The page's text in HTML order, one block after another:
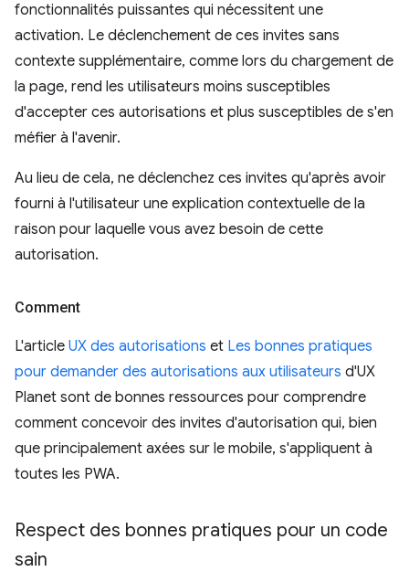
fonctionnalités puissantes qui nécessitent une
activation. Le déclenchement de ces invites sans
contexte supplémentaire, comme lors du chargement de
la page, rend les utilisateurs moins susceptibles
d'accepter ces autorisations et plus susceptibles de s'en
méfier à l'avenir.
Au lieu de cela, ne déclenchez ces invites qu'après avoir
fourni à l'utilisateur une explication contextuelle de la
raison pour laquelle vous avez besoin de cette
autorisation.
Comment
L'article UX des autorisations et Les bonnes pratiques
pour demander des autorisations aux utilisateurs d'UX
Planet sont de bonnes ressources pour comprendre
comment concevoir des invites d'autorisation qui, bien
que principalement axées sur le mobile, s'appliquent à
toutes les PWA.
Respect des bonnes pratiques pour un code
sain